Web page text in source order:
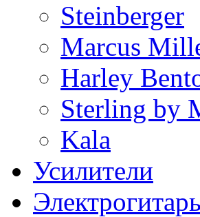
Steinberger
Marcus
Harley
Sterling by
Kala
Усилители